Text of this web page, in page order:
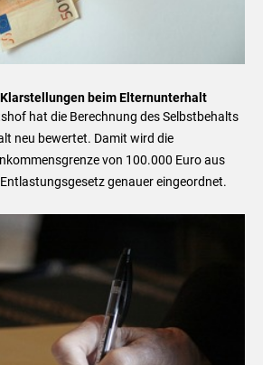
beim Elternunterhalt
hat die Berechnung des Selbstbehalts
neu bewertet. Damit wird die
von 100.000 Euro aus
genauer eingeordnet.